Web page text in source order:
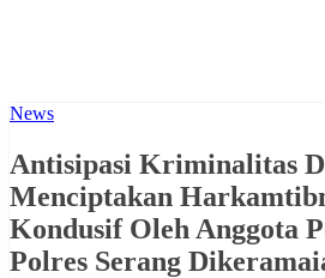
News
Antisipasi Kriminalitas
Menciptakan
Kondusif Oleh Anggota
Polres Serang